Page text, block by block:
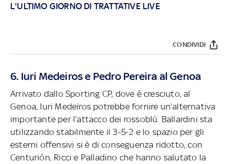
L'ULTIMO GIORNO DI TRATTATIVE LIVE
CONDIVIDI
6. Iuri Medeiros e Pedro Pereira al Genoa
Arrivato dallo Sporting CP, dove è cresciuto, al
Genoa, Iuri Medeiros potrebbe fornire un’alternativa
importante per l’attacco dei rossoblù. Ballardini sta
utilizzando stabilmente il 3-5-2 e lo spazio per gli
esterni offensivi si è di conseguenza ridotto, con
Centurión, Ricci e Palladino che hanno salutato la